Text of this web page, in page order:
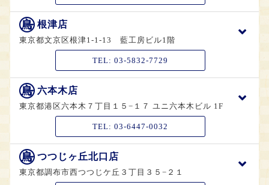
根津店
東京都文京区根津1-1-13 藍工房ビル1階
TEL: 03-5832-7729
六本木店
東京都港区六本木７丁目１５−１７ ユニ六本木ビル 1F
TEL: 03-6447-0032
つつじヶ丘北口店
東京都調布市西つつじケ丘３丁目３５−２１